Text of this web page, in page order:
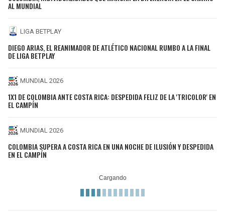
AL MUNDIAL
LIGA BETPLAY
DIEGO ARIAS, EL REANIMADOR DE ATLÉTICO NACIONAL RUMBO A LA FINAL
DE LIGA BETPLAY
MUNDIAL 2026
1X1 DE COLOMBIA ANTE COSTA RICA: DESPEDIDA FELIZ DE LA 'TRICOLOR' EN
EL CAMPÍN
MUNDIAL 2026
COLOMBIA SUPERA A COSTA RICA EN UNA NOCHE DE ILUSIÓN Y DESPEDIDA
EN EL CAMPÍN